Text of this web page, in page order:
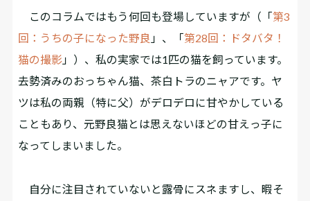
このコラムではもう何回も登場していますが（「第3
回：うちの子になった野良 」、「第28回：ドタバタ！
猫の撮影 」）、私の実家では1匹の猫を飼っています。
去勢済みのおっちゃん猫、茶白トラのニャアです。ヤ
ツは私の両親（特に父）がデロデロに甘やかしている
こともあり、元野良猫とは思えないほどの甘えっ子に
なってしまいました。
自分に注目されていないと露骨にスネますし、暇そ